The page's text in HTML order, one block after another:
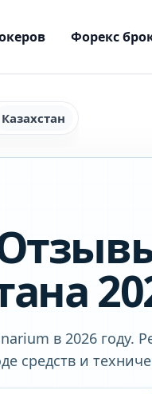
Форекс
Казахстан
в 2026 году.
средств и